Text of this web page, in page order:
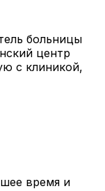
больницы
центр
с клиникой,
время и